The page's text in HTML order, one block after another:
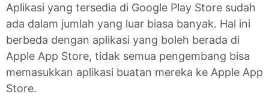
Aplikasi yang tersedia di Google Play Store sudah
ada dalam jumlah yang luar biasa banyak. Hal ini
berbeda dengan aplikasi yang boleh berada di
Apple App Store, tidak semua pengembang bisa
memasukkan aplikasi buatan mereka ke Apple App
Store.